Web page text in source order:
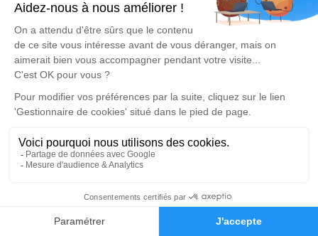
Faire-part Hommages
Un service de plantation d’arbre hommage estdisponible
mardi 10 mars 2026 à 10h00
Église de Saint-Loup
23130 Saint-Loup
Je rends hommage